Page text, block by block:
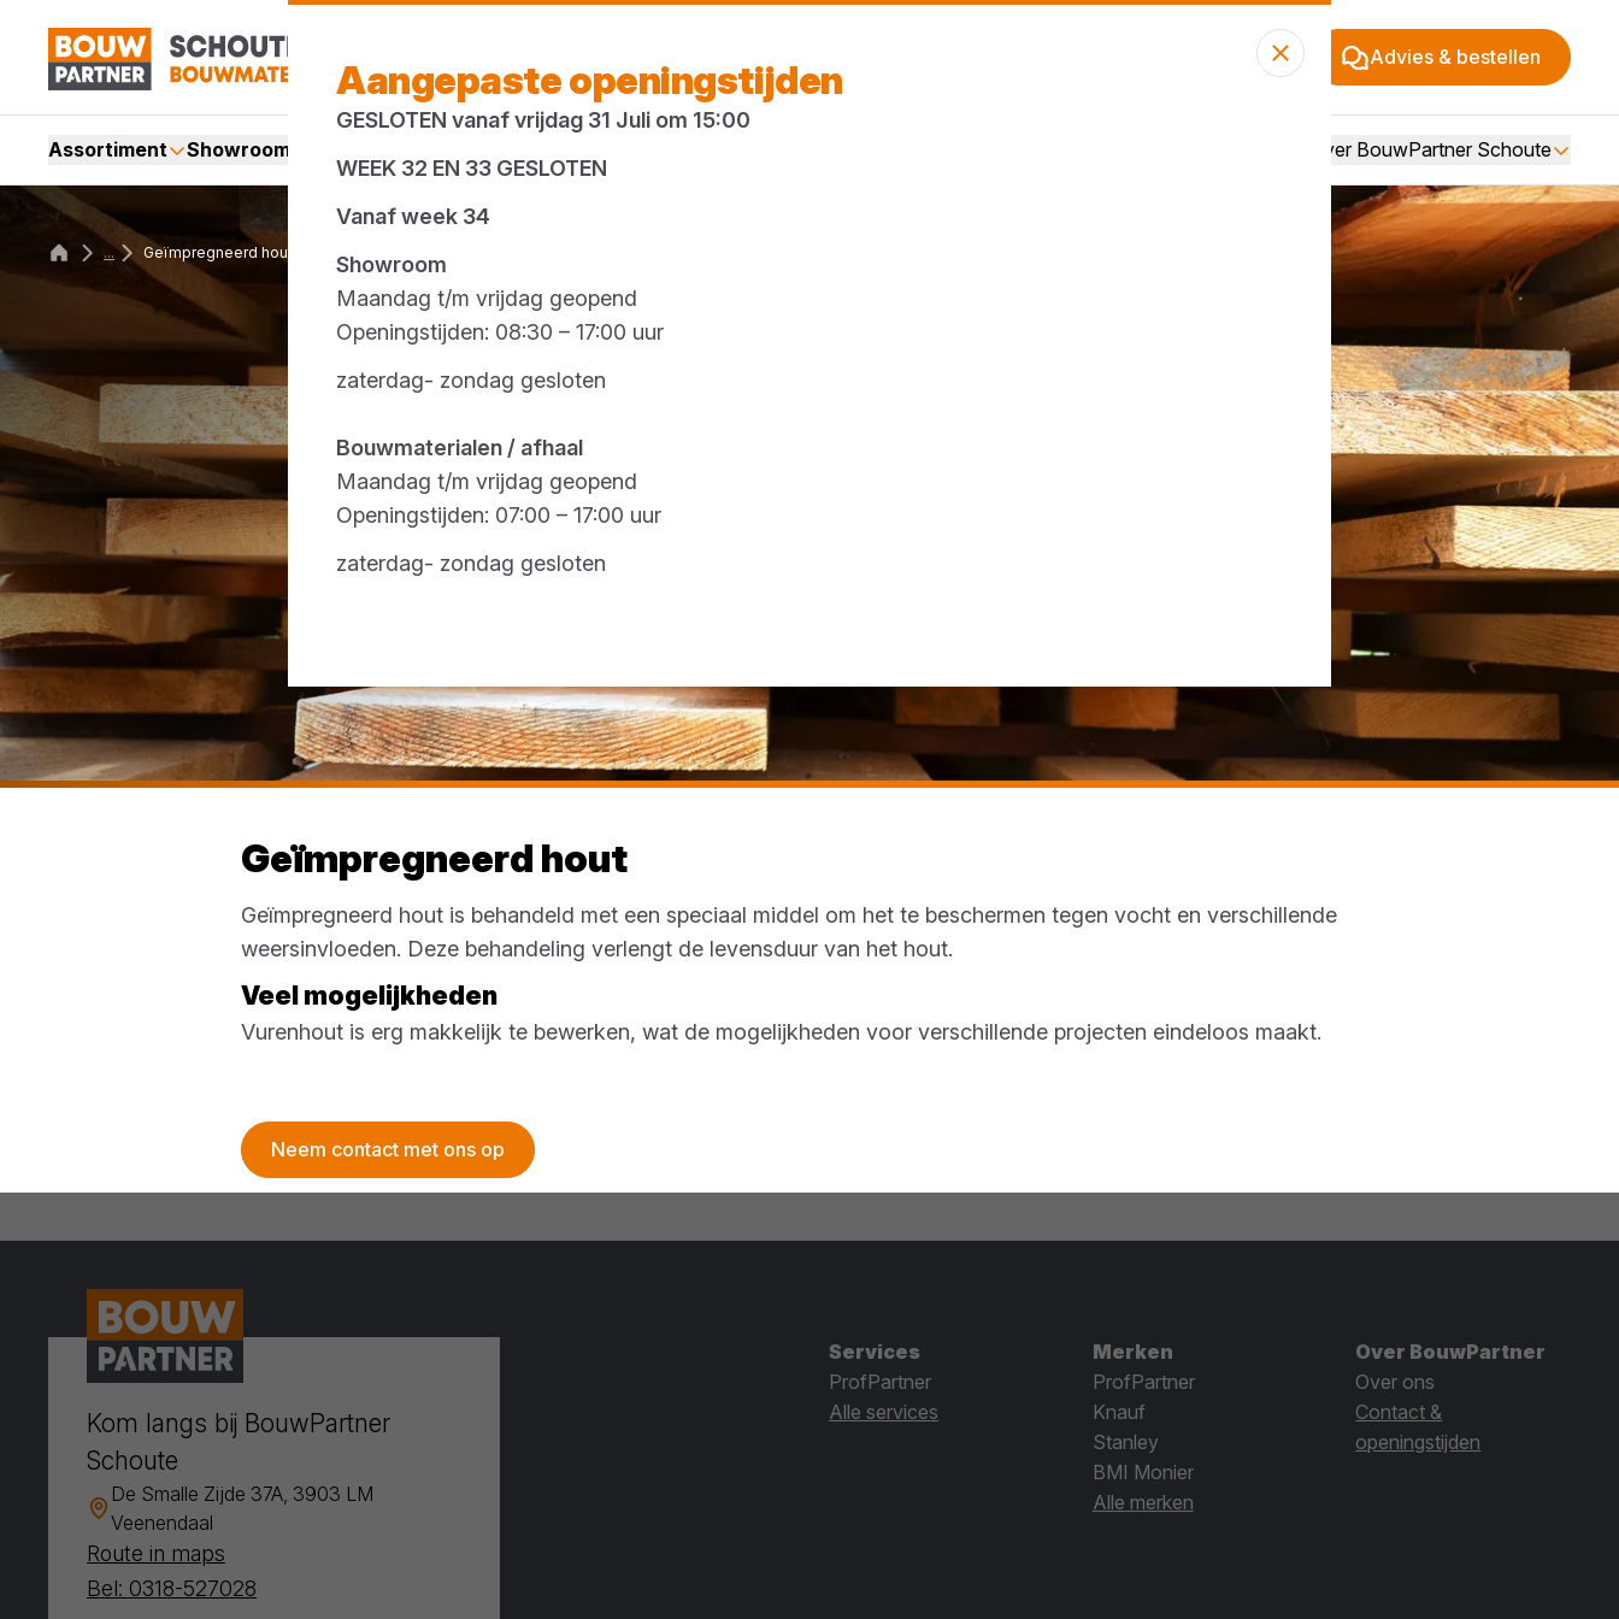
Advies & bestellen
Assortiment Showroom Over BouwPartner Schoute
... Geïmpregneerd hout
Geïmpregneerd hout
Geïmpregneerd hout is behandeld met een speciaal middel om het te beschermen tegen vocht en verschillende
weersinvloeden. Deze behandeling verlengt de levensduur van het hout.
Veel mogelijkheden
Vurenhout is erg makkelijk te bewerken, wat de mogelijkheden voor verschillende projecten eindeloos maakt.
Neem contact met ons op
Aangepaste openingstijden
GESLOTEN vanaf vrijdag 31 Juli om 15:00
WEEK 32 EN 33 GESLOTEN
Vanaf week 34
Showroom
Maandag t/m vrijdag geopend
Openingstijden: 08:30 – 17:00 uur
zaterdag- zondag gesloten
Bouwmaterialen / afhaal
Maandag t/m vrijdag geopend
Openingstijden: 07:00 – 17:00 uur
zaterdag- zondag gesloten
Kom langs bij BouwPartner
Schoute
De Smalle Zijde 37A, 3903 LM
Veenendaal
Route in maps
Bel: 0318-527028
Services
ProfPartner
Alle services
Merken
ProfPartner
Knauf
Stanley
BMI Monier
Alle merken
Over BouwPartner
Over ons
Contact &
openingstijden